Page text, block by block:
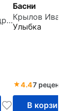
Крылов Иван Андреевич
Басни
Улыбка
4.47
В корзину